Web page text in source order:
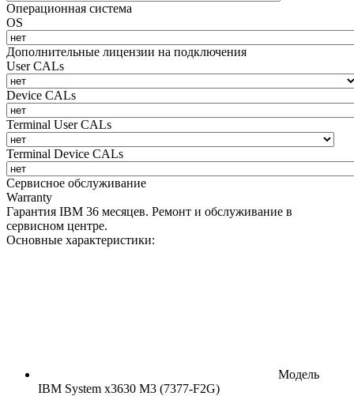
Операционная система
OS
Дополнительные лицензии на подключения
User CALs
Device CALs
Terminal User CALs
Terminal Device CALs
Сервисное обслуживание
Warranty
Гарантия IBM 36 месяцев. Ремонт и обслуживание в
сервисном центре.
Основные характеристики:
Модель
IBM System x3630 M3 (7377-F2G)